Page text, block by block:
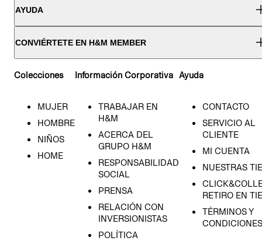
AYUDA
CONVIÉRTETE EN H&M MEMBER
Colecciones
MUJER
HOMBRE
NIÑOS
HOME
Información Corporativa
TRABAJAR EN
H&M
ACERCA DEL
GRUPO H&M
RESPONSABILIDAD
SOCIAL
PRENSA
RELACIÓN CON
INVERSIONISTAS
POLÍTICA
Ayuda
CONTACTO
SERVICIO AL
CLIENTE
MI CUENTA
NUESTRAS
RETIRO EN
TÉRMINOS Y
CONDICIONES